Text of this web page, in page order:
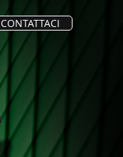
CONTATTACI